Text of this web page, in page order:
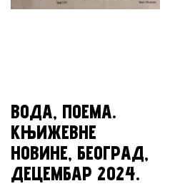
ВОДА, ПОЕМА.
КЊИЖЕВНЕ
НОВИНЕ, БЕОГРАД,
ДЕЦЕМБАР 2024.